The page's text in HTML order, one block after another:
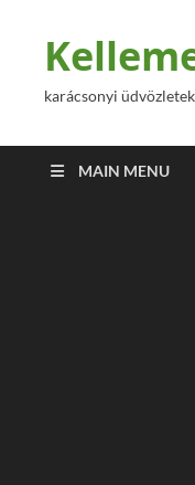
karácsonyi
MAIN MENU